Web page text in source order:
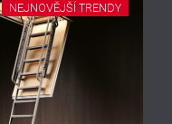
NEJNOVĚJŠÍ TRENDY